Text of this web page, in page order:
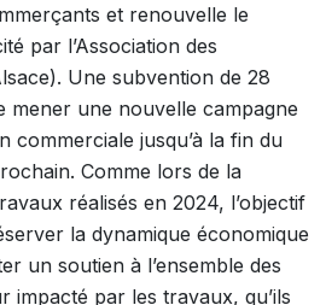
et renouvelle le
par l’Association des
Une subvention de 28
mener une nouvelle campagne
commerciale jusqu’à la fin du
Comme lors de la
réalisés en 2024, l’objectif
la dynamique économique
un soutien à l’ensemble des
impacté par les travaux, qu’ils